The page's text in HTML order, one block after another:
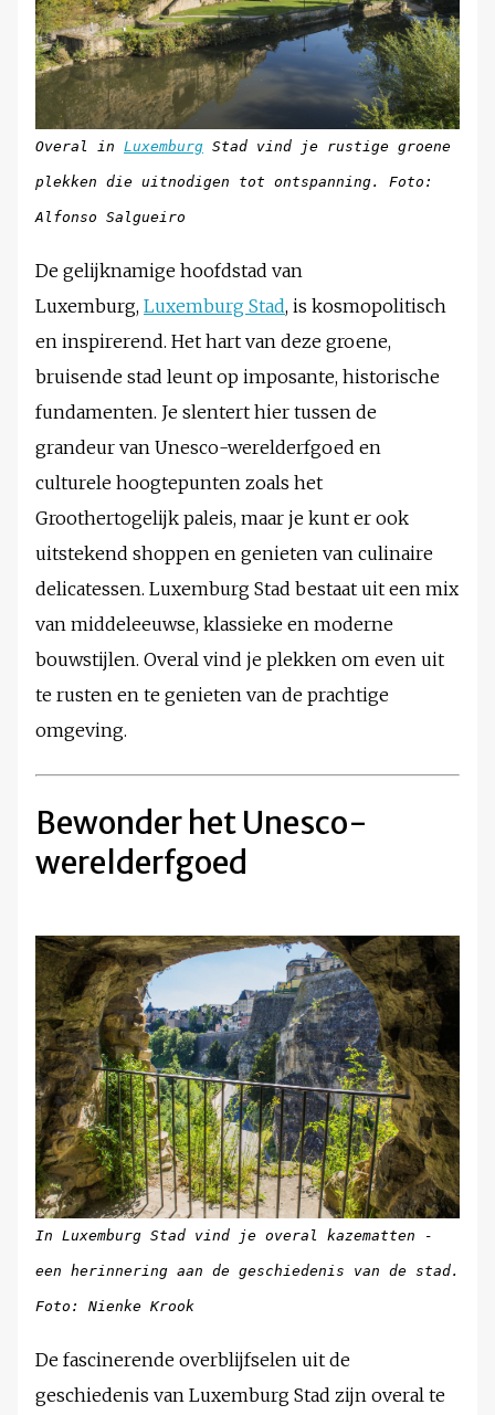
Overal in Luxemburg Stad vind je rustige groene
plekken die uitnodigen tot ontspanning. Foto:
Alfonso Salgueiro
De gelijknamige hoofdstad van
Luxemburg, Luxemburg Stad, is kosmopolitisch
en inspirerend. Het hart van deze groene,
bruisende stad leunt op imposante, historische
fundamenten. Je slentert hier tussen de
grandeur van Unesco-werelderfgoed en
culturele hoogtepunten zoals het
Groothertogelijk paleis, maar je kunt er ook
uitstekend shoppen en genieten van culinaire
delicatessen. Luxemburg Stad bestaat uit een mix
van middeleeuwse, klassieke en moderne
bouwstijlen. Overal vind je plekken om even uit
te rusten en te genieten van de prachtige
omgeving.
Bewonder het Unesco-
werelderfgoed
In Luxemburg Stad vind je overal kazematten -
een herinnering aan de geschiedenis van de stad.
Foto: Nienke Krook
De fascinerende overblijfselen uit de
geschiedenis van Luxemburg Stad zijn overal te